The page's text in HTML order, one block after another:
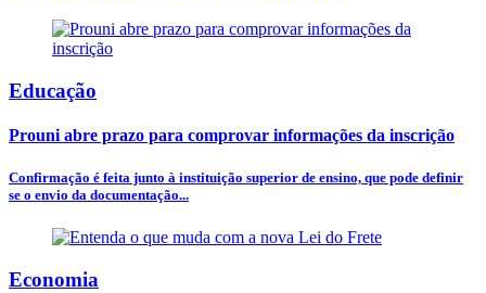
Educação
Prouni abre prazo para comprovar informações da inscrição
Confirmação é feita junto à instituição superior de ensino, que pode definir
se o envio da documentação...
Economia